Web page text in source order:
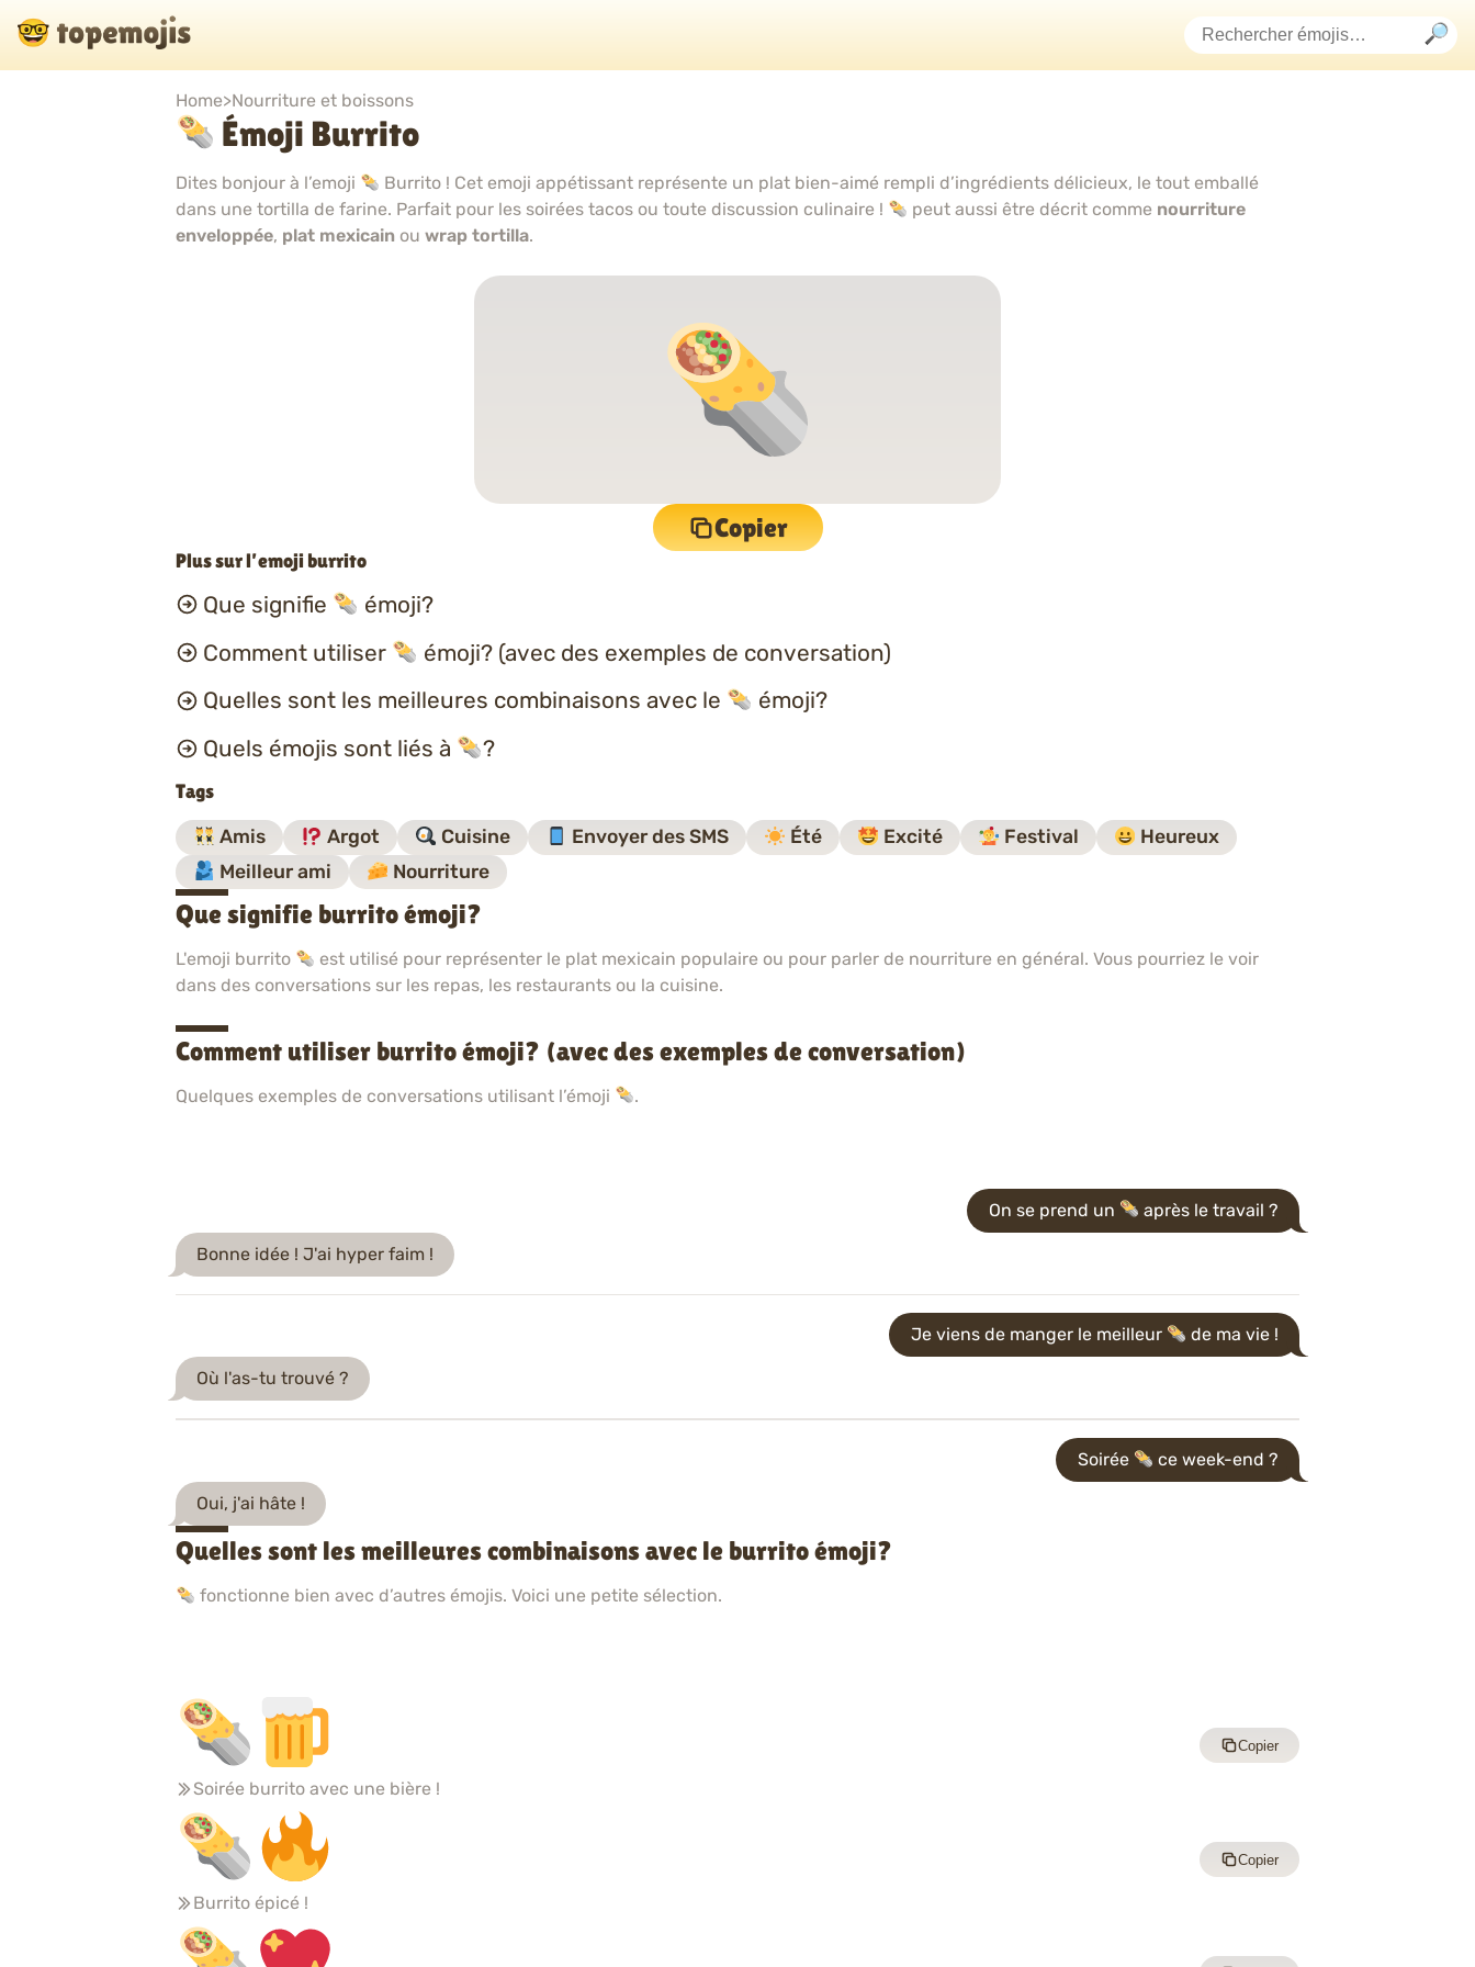
Home>Nourriture et boissons
Émoji Burrito
Dites bonjour à l’emoji
Burrito ! Cet emoji appétissant représente un plat bien-aimé rempli d’ingrédients délicieux, le tout emballé
dans une tortilla de farine. Parfait pour les soirées tacos ou toute discussion culinaire !
peut aussi être décrit comme nourriture
enveloppée, plat mexicain ou wrap tortilla.
Copier
Plus sur l’emoji burrito
Que signifie
émoji?
Comment utiliser
émoji? (avec des exemples de conversation)
Quelles sont les meilleures combinaisons avec le
émoji?
Quels émojis sont liés à
?
Tags
Amis Argot Cuisine Envoyer des SMS Été Excité Festival
Heureux
Meilleur ami
Nourriture
Que signifie burrito émoji?
L'emoji burrito
est utilisé pour représenter le plat mexicain populaire ou pour parler de nourriture en général. Vous pourriez le voir
dans des conversations sur les repas, les restaurants ou la cuisine.
Comment utiliser burrito émoji? (avec des exemples de conversation)
Quelques exemples de conversations utilisant l’émoji .
On se prend un après le travail ?
Bonne idée ! J'ai hyper faim !
Je viens de manger le meilleur de ma vie !
Où l'as-tu trouvé ?
Soirée ce week-end ?
Oui, j'ai hâte !
Quelles sont les meilleures combinaisons avec le burrito émoji?
fonctionne bien avec d’autres émojis. Voici une petite sélection.
Soirée burrito avec une bière !
Copier
Burrito épicé !
Copier